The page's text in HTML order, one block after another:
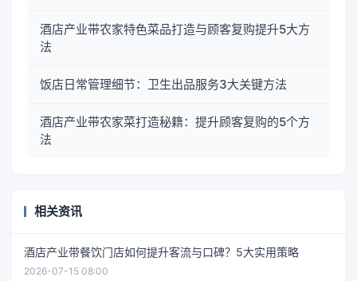
酒店产业带农家特色菜品打造与顾客复购提升5大方
法
饭店日常管理细节：卫生出品服务3大关键方法
酒店产业带农家菜打造秘籍：提升顾客复购的5个方
法
相关资讯
酒店产业带餐饮门店如何提升客流与口碑？5大实用策略
2026-07-15 08:00